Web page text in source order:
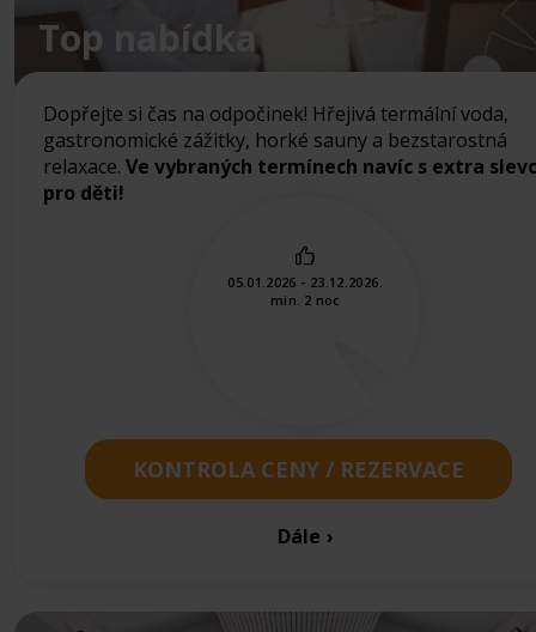
Top nabídka
Dopřejte si čas na odpočinek! Hřejivá termální voda,
gastronomické zážitky, horké sauny a bezstarostná
relaxace. Ve vybraných termínech navíc s extra
pro děti!
05.01.2026 - 23.12.2026.
min. 2 noc
KONTROLA CENY / REZERVACE
Dále